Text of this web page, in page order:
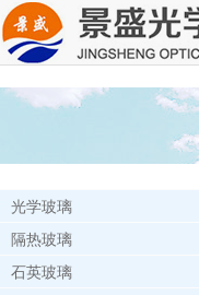
光学玻璃
隔热玻璃
石英玻璃